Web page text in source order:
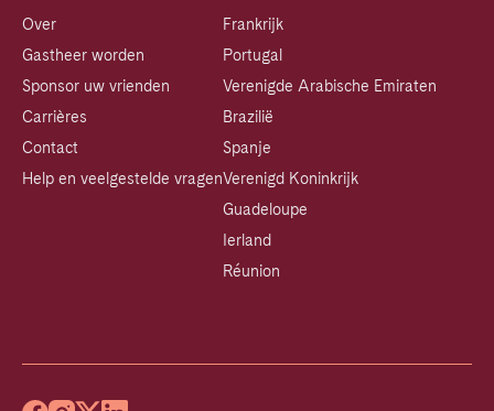
Over
Gastheer worden
Sponsor uw vrienden
Carrières
Contact
Help en veelgestelde vragen
Frankrijk
Portugal
Verenigde Arabische Emiraten
Brazilië
Spanje
Verenigd Koninkrijk
Guadeloupe
Ierland
Réunion